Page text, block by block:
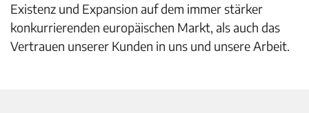
Existenz und Expansion auf dem immer stärker
konkurrierenden europäischen Markt, als auch das
Vertrauen unserer Kunden in uns und unsere Arbeit.